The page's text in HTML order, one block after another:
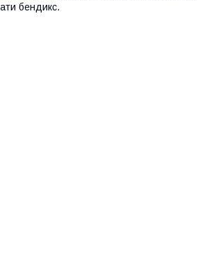
бендикс.